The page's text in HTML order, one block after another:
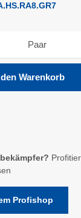
Gib den
Paar
den Warenkorb
Profishop